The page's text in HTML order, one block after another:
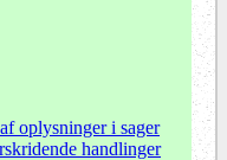
oplysninger i sager
handlinger